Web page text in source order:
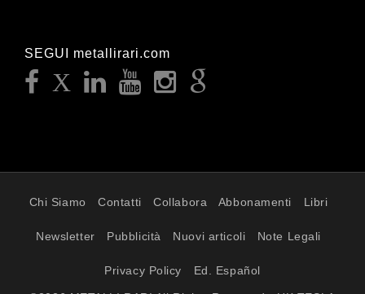
SEGUI metallirari.com
Chi Siamo Contatti Collabora Abbonamenti Libri
Newsletter Pubblicità Nuovi articoli Note Legali
Privacy Policy Ed. Español